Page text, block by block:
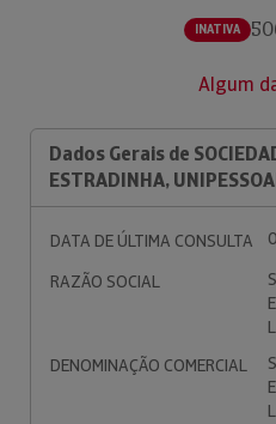
INATIVA
Algum
Dados Gerais de
ESTRADINHA,
DATA DE ÚLTIMA CONSULTA
RAZÃO SOCIAL
DENOMINAÇÃO COMERCIAL